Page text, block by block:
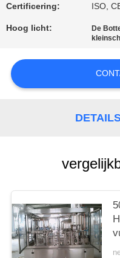
Certificering: ISO,
Hoog licht: De